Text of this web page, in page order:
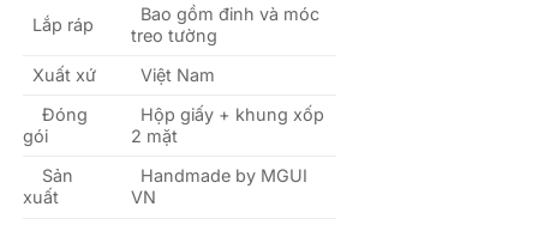
Lắp ráp
Bao gồm đinh và móc
treo tường
Xuất xứ
Việt Nam
Đóng
gói
Hộp giấy + khung xốp
2 mặt
Sản
xuất
Handmade by MGUI
VN